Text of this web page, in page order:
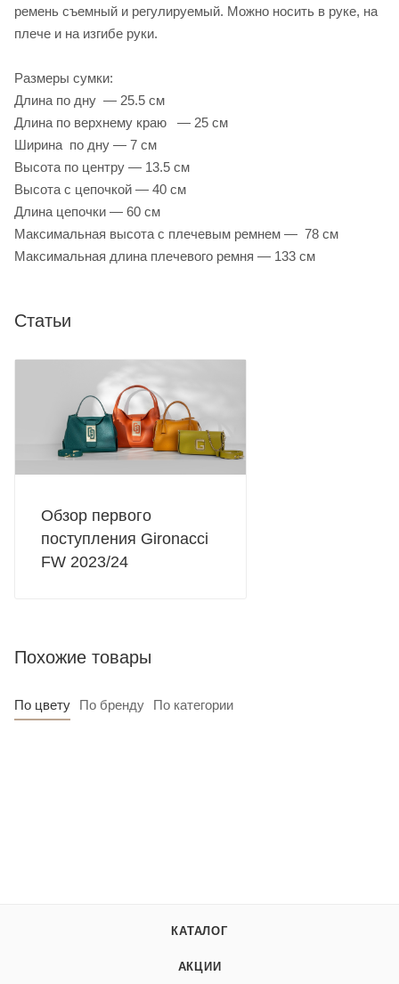
ремень съемный и регулируемый. Можно носить в руке, на
плече и на изгибе руки.
Размеры сумки:
Длина по дну — 25.5 см
Длина по верхнему краю — 25 см
Ширина по дну — 7 см
Высота по центру — 13.5 см
Высота с цепочкой — 40 см
Длина цепочки — 60 см
Максимальная высота с плечевым ремнем — 78 см
Максимальная длина плечевого ремня — 133 см
Статьи
Обзор первого
поступления Gironacci
FW 2023/24
Похожие товары
По цвету По бренду По категории
КАТАЛОГ
АКЦИИ